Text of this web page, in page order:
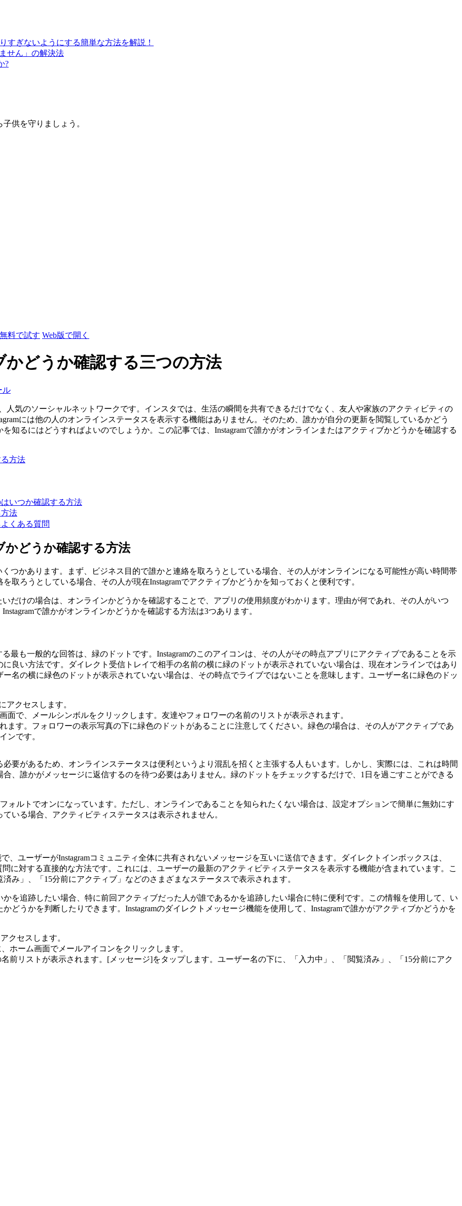
すぎないようにする簡単な方法を解説！
せん」の解決法
?
供を守りましょう。
無料で試す Web版で開く
どうか確認する三つの方法
ル
人気のソーシャルネットワークです。インスタでは、生活の瞬間を共有できるだけでなく、友人や家族のアクティビティの
には他の人のオンラインステータスを表示する機能はありません。そのため、誰かが自分の更新を閲覧しているかどう
知るにはどうすればよいのでしょうか。この記事では、Instagramで誰かがオンラインまたはアクティブかどうかを確認する
方法
いつか確認する方法
法
くある質問
かどうか確認する方法
つかあります。まず、ビジネス目的で誰かと連絡を取ろうとしている場合、その人がオンラインになる可能性が高い時間帯
取ろうとしている場合、その人が現在Instagramでアクティブかどうかを知っておくと便利です。
だけの場合は、オンラインかどうかを確認することで、アプリの使用頻度がわかります。理由が何であれ、その人がいつ
で誰かがオンラインかどうかを確認する方法は3つあります。
最も一般的な回答は、緑のドットです。Instagramのこのアイコンは、その人がその時点アプリにアクティブであることを示
良い方法です。ダイレクト受信トレイで相手の名前の横に緑のドットが表示されていない場合は、現在オンラインではあり
名の横に緑色のドットが表示されていない場合は、その時点でライブではないことを意味します。ユーザー名に緑色のドッ
アクセスします。
面で、メールシンボルをクリックします。友達やフォロワーの名前のリストが表示されます。
ます。フォロワーの表示写真の下に緑色のドットがあることに注意してください。緑色の場合は、その人がアクティブであ
ンです。
要があるため、オンラインステータスは便利というより混乱を招くと主張する人もいます。しかし、実際には、これは時間
、誰かがメッセージに返信するのを待つ必要はありません。緑のドットをチェックするだけで、1日を過ごすことができる
ォルトでオンになっています。ただし、オンラインであることを知られたくない場合は、設定オプションで簡単に無効にす
いる場合、アクティビティステータスは表示されません。
、ユーザーがInstagramコミュニティ全体に共有されないメッセージを互いに送信できます。ダイレクトインボックスは、
に対する直接的な方法です。これには、ユーザーの最新のアクティビティステータスを表示する機能が含まれています。こ
み」、「15分前にアクティブ」などのさまざまなステータスで表示されます。
を追跡したい場合、特に前回アクティブだった人が誰であるかを追跡したい場合に特に便利です。この情報を使用して、い
どうかを判断したりできます。Instagramのダイレクトメッセージ機能を使用して、Instagramで誰かがアクティブかどうかを
クセスします。
ホーム画面でメールアイコンをクリックします。
前リストが表示されます。[メッセージ]をタップします。ユーザー名の下に、「入力中」、「閲覧済み」、「15分前にアク